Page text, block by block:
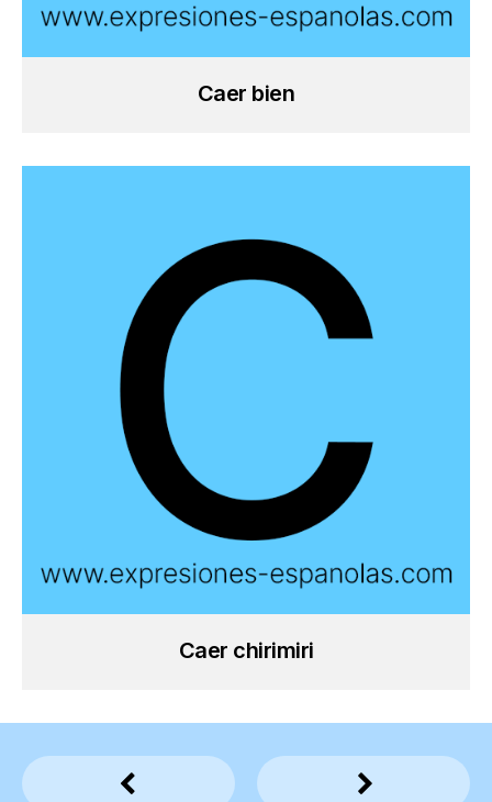
Caer bien
Caer chirimiri